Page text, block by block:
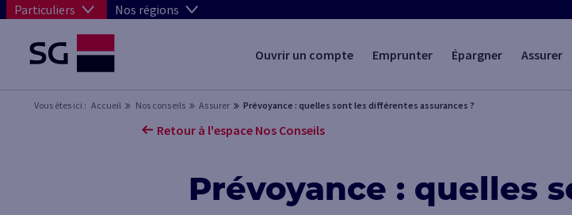
Particuliers Nos régions
Ouvrir un compte Emprunter Épargner Assurer
Vous êtes ici : Accueil Nos conseils Assurer Prévoyance : quelles sont les différentes assurances ?
Retour à l'espace Nos Conseils
Prévoyance : quelles